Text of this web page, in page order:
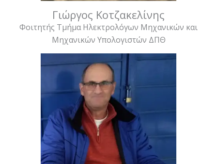
Γιώργος Κοτζακελίνης
Φοιτητής Τμήμα Ηλεκτρολόγων Μηχανικών και
Μηχανικών Υπολογιστών ΔΠΘ